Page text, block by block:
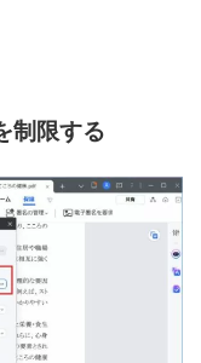
制限する